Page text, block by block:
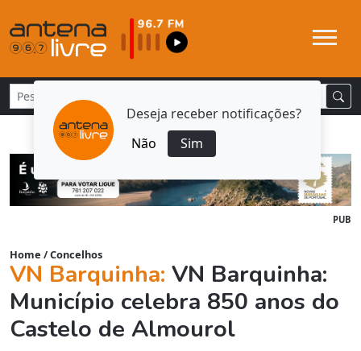
Deseja receber notificações?
Não
Sim
PUB
Home /Concelhos
VN Barquinha: VN Barquinha:
Município celebra 850 anos do
Castelo de Almourol